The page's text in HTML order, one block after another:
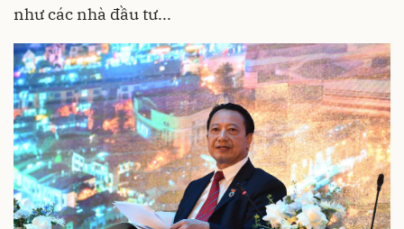
như các nhà đầu tư...